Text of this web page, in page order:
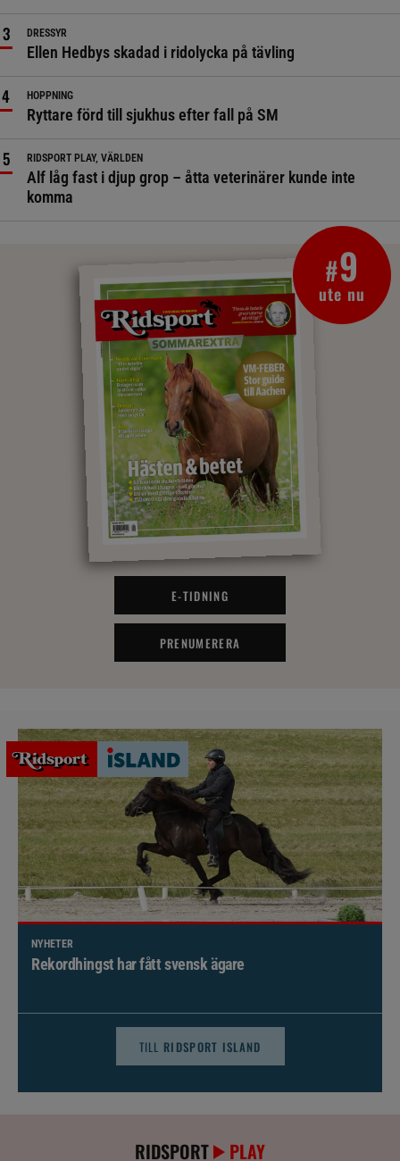
DRESSYR
Ellen Hedbys skadad i ridolycka på tävling
HOPPNING
Ryttare förd till sjukhus efter fall på SM
RIDSPORT PLAY, VÄRLDEN
Alf låg fast i djup grop – åtta veterinärer kunde inte
komma
#9
ute nu
E-TIDNING
PRENUMERERA
NYHETER
Brett politiskt stöd för förändringar i djursjukvården –
TILL RIDSPORT ISLAND
RIDSPORT PLAY